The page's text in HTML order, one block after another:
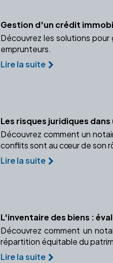
Gestion d'un crédit
Découvrez les solutions
emprunteurs.
Lire la suite
Les risques juridiques
Découvrez comment un
conflits sont au cœur de son
Lire la suite
L'inventaire des biens :
Découvrez comment un
répartition équitable du
Lire la suite